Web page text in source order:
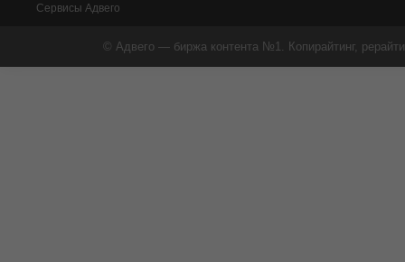
Сервисы Адвего
© Адвего — биржа контента №1. Копирайтинг,